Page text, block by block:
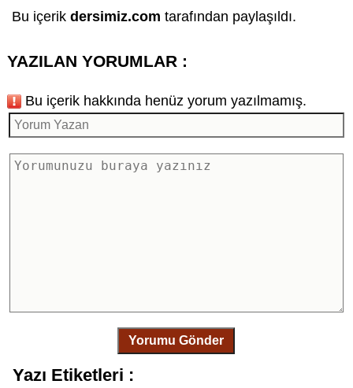
Bu içerik dersimiz.com tarafından paylaşıldı.
YAZILAN YORUMLAR :
Bu içerik hakkında henüz yorum yazılmamış.
Yorumu Gönder
Yazı Etiketleri :